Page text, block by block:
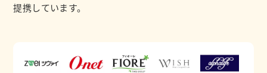
提携しています。